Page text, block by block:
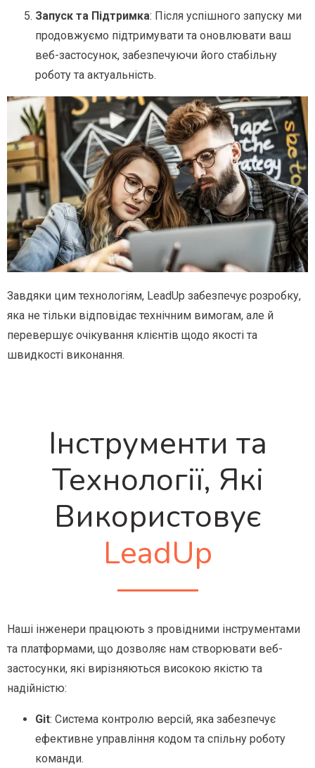
Запуск та Підтримка: Після успішного запуску ми
продовжуємо підтримувати та оновлювати ваш
веб-застосунок, забезпечуючи його стабільну
роботу та актуальність.
Завдяки цим технологіям, LeadUp забезпечує розробку,
яка не тільки відповідає технічним вимогам, але й
перевершує очікування клієнтів щодо якості та
швидкості виконання.
Інструменти та
Технології, Які
Використовує
LeadUp
Наші інженери працюють з провідними інструментами
та платформами, що дозволяє нам створювати веб-
застосунки, які вирізняються високою якістю та
надійністю:
Git: Система контролю версій, яка забезпечує
ефективне управління кодом та спільну роботу
команди.